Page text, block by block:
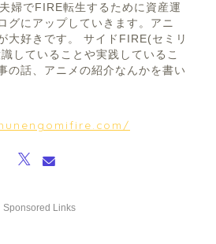
婦でFIRE転生するために資産運
グにアップしていきます。アニ
大好きです。 サイドFIRE(セミリ
していることや実践しているこ
の話、アニメの紹介なんかを書い
Sponsored Links